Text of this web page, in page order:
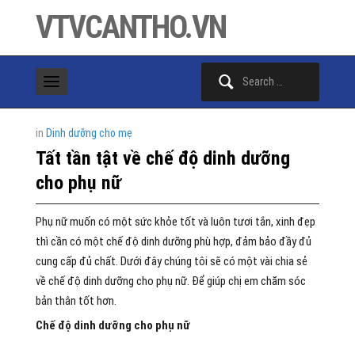
VTVCANTHO.VN
in Dinh dưỡng cho mẹ
Tất tần tật về chế độ dinh dưỡng
cho phụ nữ
Phụ nữ muốn có một sức khỏe tốt và luôn tươi tắn, xinh đẹp
thì cần có một chế độ dinh dưỡng phù hợp, đảm bảo đầy đủ
cung cấp đủ chất. Dưới đây chúng tôi sẽ có một vài chia sẻ
về chế độ dinh dưỡng cho phụ nữ. Để giúp chị em chăm sóc
bản thân tốt hơn.
Chế độ dinh dưỡng cho phụ nữ